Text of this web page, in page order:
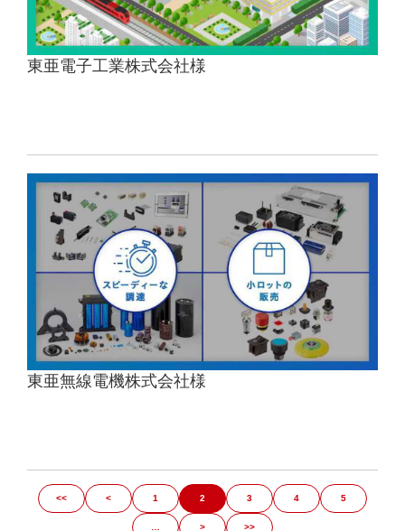
東亜電子工業株式会社様
東亜無線電機株式会社様
<< < 1 2 3 4 5
> >>